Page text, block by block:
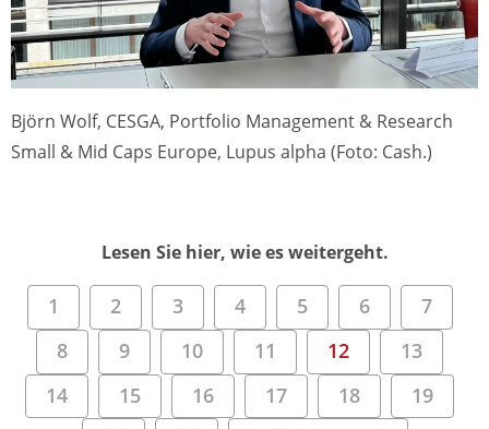
Björn Wolf, CESGA, Portfolio Management & Research
Small & Mid Caps Europe, Lupus alpha (Foto: Cash.)
Lesen Sie hier, wie es weitergeht.
1 2 3 4 5 6
7
8
9 10 11 12
13
14
15 16 17 18
19